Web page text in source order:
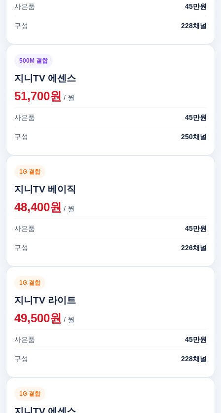
사은품 45만원
구성 228채널
500M 결합
지니TV 에센스
51,700원 / 월
사은품 45만원
구성 250채널
1G 결합
지니TV 베이직
48,400원 / 월
사은품 45만원
구성 226채널
1G 결합
지니TV 라이트
49,500원 / 월
사은품 45만원
구성 228채널
1G 결합